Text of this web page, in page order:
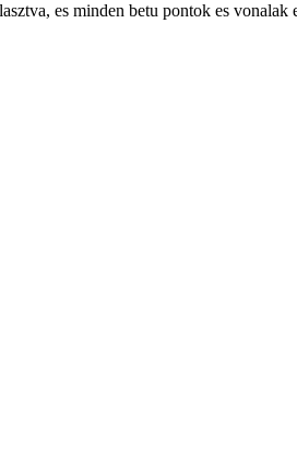
es minden betu pontok es vonalak